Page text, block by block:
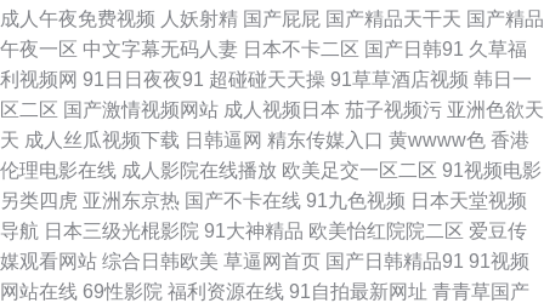
碰久在线天天做 欧美14p 五月婷婷影院 伊人影音成人网 WWW欧美性生活
幕久久精品 91综合在线观看 超碰97制服 国精品自精品 九一美女 蜜桃视频
91 人人摸人人爱 丝袜美腿自慰 最新超碰午夜网站 97人人干 草比电影网 东
京热av在线 国产天天操天天爽 日本情色1区2区 97艹艹 成人AⅤ色导航 国精
成人午夜免费视频 人妖射精 国产屁屁 国产精品天干天 国产精品
午夜一区 中文字幕无码人妻 日本不卡二区 国产日韩91 久草福
利视频网 91日日夜夜91 超碰碰天天操 91草草酒店视频 韩日一
区二区 国产激情视频网站 成人视频日本 茄子视频污 亚洲色欲天
天 成人丝瓜视频下载 日韩逼网 精东传媒入口 黄wwww色 香港
伦理电影在线 成人影院在线播放 欧美足交一区二区 91视频电影
另类四虎 亚洲东京热 国产不卡在线 91九色视频 日本天堂视频
导航 日本三级光棍影院 91大神精品 欧美怡红院院二区 爱豆传
媒观看网站 综合日韩欧美 草逼网首页 国产日韩精品91 91视频
网站在线 69性影院 福利资源在线 91自拍最新网址 青青草国产